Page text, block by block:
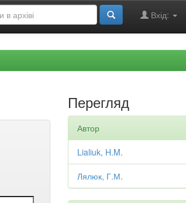
Вхід:
Перегляд
Автор
Lialiuk, H.M.
Лялюк, Г.М.